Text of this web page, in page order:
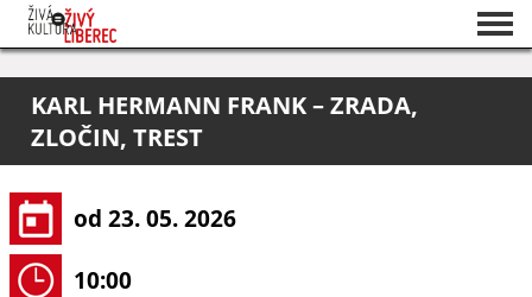
O projektu
Pořadatelé
KARL HERMANN FRANK – ZRADA,
ZLOČIN, TREST
od 23. 05. 2026
10:00